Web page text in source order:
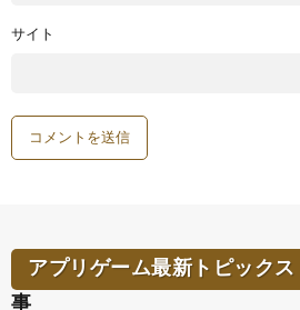
サイト
アプリゲーム最新トピックス
事